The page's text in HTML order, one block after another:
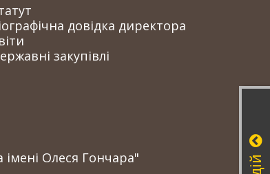
довідка директора
закупівлі
імені Олеся Гончара"